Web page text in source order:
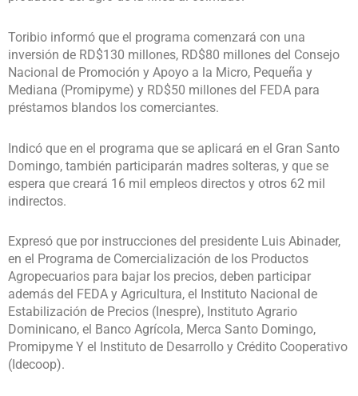
Toribio informó que el programa comenzará con una
inversión de RD$130 millones, RD$80 millones del Consejo
Nacional de Promoción y Apoyo a la Micro, Pequeña y
Mediana (Promipyme) y RD$50 millones del FEDA para
préstamos blandos los comerciantes.
Indicó que en el programa que se aplicará en el Gran Santo
Domingo, también participarán madres solteras, y que se
espera que creará 16 mil empleos directos y otros 62 mil
indirectos.
Expresó que por instrucciones del presidente Luis Abinader,
en el Programa de Comercialización de los Productos
Agropecuarios para bajar los precios, deben participar
además del FEDA y Agricultura, el Instituto Nacional de
Estabilización de Precios (Inespre), Instituto Agrario
Dominicano, el Banco Agrícola, Merca Santo Domingo,
Promipyme Y el Instituto de Desarrollo y Crédito Cooperativo
(Idecoop).